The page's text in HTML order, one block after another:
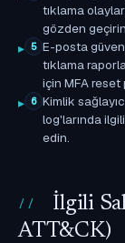
tıklama
gözden geçirin.
5 E-posta
tıklama
için MFA reset
6 Kimlik
log'larında
edin.
İlgili
ATT&CK)